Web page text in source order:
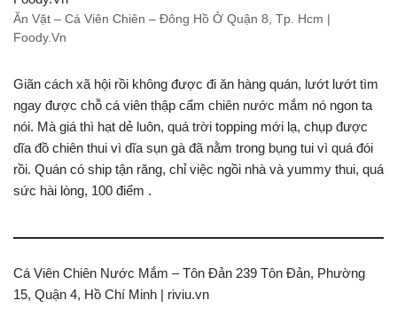
Ăn Vặt – Cá Viên Chiên – Đông Hồ Ở Quận 8, Tp. Hcm |
Foody.Vn
Giãn cách xã hội rồi không được đi ăn hàng quán, lướt lướt tìm
ngay được chỗ cá viên thập cẩm chiên nước mắm nó ngon ta
nói. Mà giá thì hạt dẻ luôn, quá trời topping mới lạ, chụp được
dĩa đồ chiên thui vì dĩa sụn gà đã nằm trong bụng tui vì quá đói
rồi. Quán có ship tận răng, chỉ việc ngồi nhà và yummy thui, quá
sức hài lòng, 100 điểm .
Cá Viên Chiên Nước Mắm – Tôn Đản 239 Tôn Đản, Phường
15, Quận 4, Hồ Chí Minh | riviu.vn